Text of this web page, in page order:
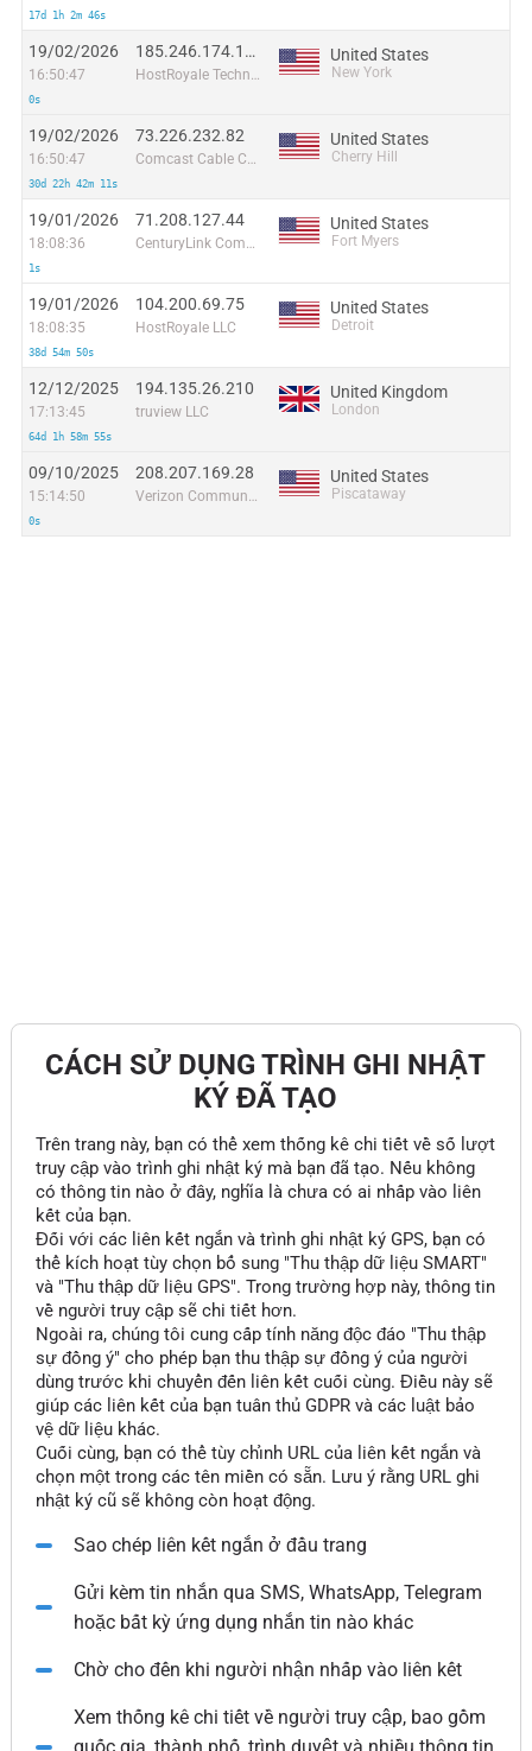
17d 1h 2m 46s
19/02/2026
16:50:47
0s
185.246.174.175
HostRoyale Technologies Pvt Ltd
United States
New York
19/02/2026
16:50:47
30d 22h 42m 11s
73.226.232.82
Comcast Cable Communications, LLC
United States
Cherry Hill
19/01/2026
18:08:36
1s
71.208.127.44
CenturyLink Communications, LLC
United States
Fort Myers
19/01/2026
18:08:35
38d 54m 50s
104.200.69.75
HostRoyale LLC
United States
Detroit
12/12/2025
17:13:45
64d 1h 58m 55s
194.135.26.210
truview LLC
United Kingdom
London
09/10/2025
15:14:50
0s
208.207.169.28
Verizon Communications
United States
Piscataway
CÁCH SỬ DỤNG TRÌNH GHI NHẬT
KÝ ĐÃ TẠO
Trên trang này, bạn có thể xem thống kê chi tiết về số lượt
truy cập vào trình ghi nhật ký mà bạn đã tạo. Nếu không
có thông tin nào ở đây, nghĩa là chưa có ai nhấp vào liên
kết của bạn.
Đối với các liên kết ngắn và trình ghi nhật ký GPS, bạn có
thể kích hoạt tùy chọn bổ sung "Thu thập dữ liệu SMART"
và "Thu thập dữ liệu GPS". Trong trường hợp này, thông tin
về người truy cập sẽ chi tiết hơn.
Ngoài ra, chúng tôi cung cấp tính năng độc đáo "Thu thập
sự đồng ý" cho phép bạn thu thập sự đồng ý của người
dùng trước khi chuyển đến liên kết cuối cùng. Điều này sẽ
giúp các liên kết của bạn tuân thủ GDPR và các luật bảo
vệ dữ liệu khác.
Cuối cùng, bạn có thể tùy chỉnh URL của liên kết ngắn và
chọn một trong các tên miền có sẵn. Lưu ý rằng URL ghi
nhật ký cũ sẽ không còn hoạt động.
Sao chép liên kết ngắn ở đầu trang
Gửi kèm tin nhắn qua SMS, WhatsApp, Telegram
hoặc bất kỳ ứng dụng nhắn tin nào khác
Chờ cho đến khi người nhận nhấp vào liên kết
Xem thống kê chi tiết về người truy cập, bao gồm